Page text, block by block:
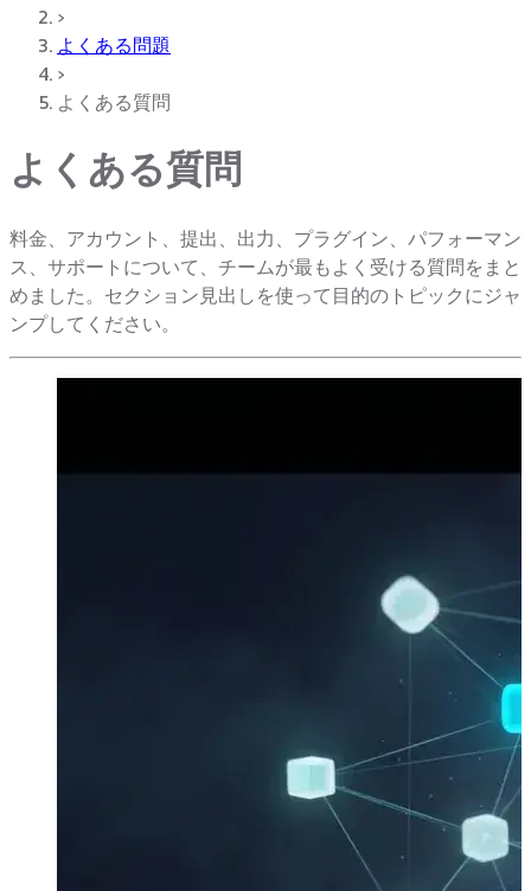
›
よくある問題
›
よくある質問
よくある質問
料金、アカウント、提出、出力、プラグイン、パフォーマン
ス、サポートについて、チームが最もよく受ける質問をまと
めました。セクション見出しを使って目的のトピックにジャ
ンプしてください。